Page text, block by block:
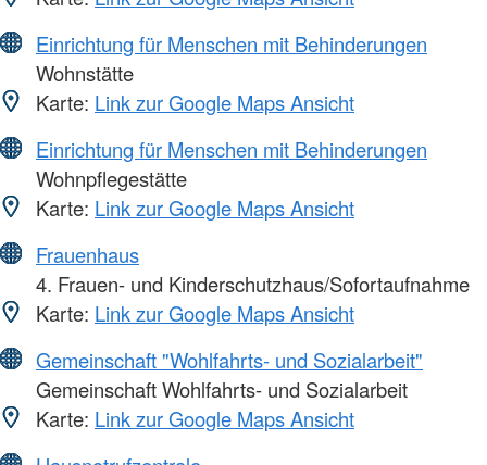
Einrichtung für Menschen mit Behinderungen
Wohnstätte
Karte: Link zur Google Maps Ansicht
Einrichtung für Menschen mit Behinderungen
Wohnpflegestätte
Karte: Link zur Google Maps Ansicht
Frauenhaus
4. Frauen- und Kinderschutzhaus/Sofortaufnahme
Karte: Link zur Google Maps Ansicht
Gemeinschaft "Wohlfahrts- und Sozialarbeit"
Gemeinschaft Wohlfahrts- und Sozialarbeit
Karte: Link zur Google Maps Ansicht